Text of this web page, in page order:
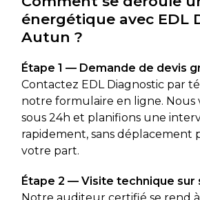
énergétique avec EDL
Autun ?
Étape 1 — Demande de devis
Contactez EDL Diagnostic par
notre formulaire en ligne. Nous
sous 24h et planifions une
rapidement, sans déplacement
votre part.
Étape 2 — Visite technique sur
Notre auditeur certifié se rend